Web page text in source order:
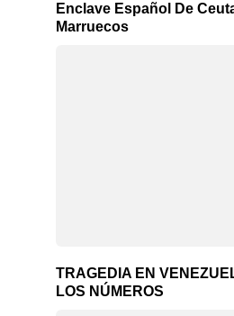
Enclave Español De
Marruecos
TRAGEDIA EN
LOS NÚMEROS